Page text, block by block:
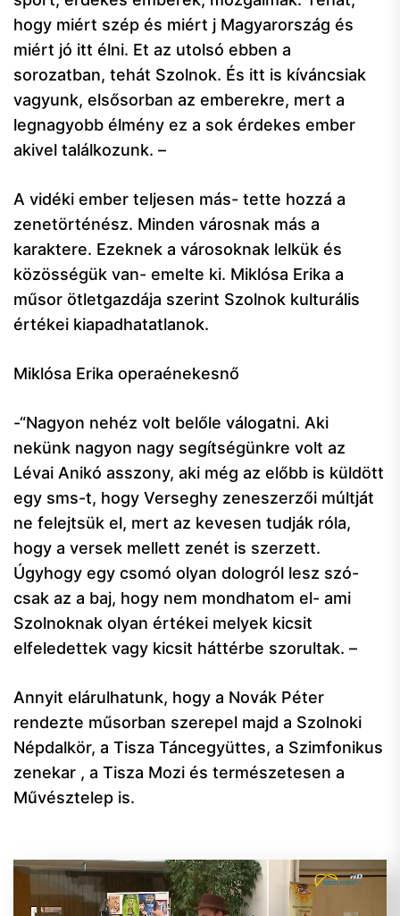
hogy miért szép és miért j Magyarország és
miért jó itt élni. Et az utolsó ebben a
sorozatban, tehát Szolnok. És itt is kíváncsiak
vagyunk, elsősorban az emberekre, mert a
legnagyobb élmény ez a sok érdekes ember
akivel találkozunk. –
A vidéki ember teljesen más- tette hozzá a
zenetörténész. Minden városnak más a
karaktere. Ezeknek a városoknak lelkük és
közösségük van- emelte ki. Miklósa Erika a
műsor ötletgazdája szerint Szolnok kulturális
értékei kiapadhatatlanok.
Miklósa Erika operaénekesnő
-“Nagyon nehéz volt belőle válogatni. Aki
nekünk nagyon nagy segítségünkre volt az
Lévai Anikó asszony, aki még az előbb is küldött
egy sms-t, hogy Verseghy zeneszerzői múltját
ne felejtsük el, mert az kevesen tudják róla,
hogy a versek mellett zenét is szerzett.
Úgyhogy egy csomó olyan dologról lesz szó-
csak az a baj, hogy nem mondhatom el- ami
Szolnoknak olyan értékei melyek kicsit
elfeledettek vagy kicsit háttérbe szorultak. –
Annyit elárulhatunk, hogy a Novák Péter
rendezte műsorban szerepel majd a Szolnoki
Népdalkör, a Tisza Táncegyüttes, a Szimfonikus
zenekar , a Tisza Mozi és természetesen a
Művésztelep is.
Videólejátszó